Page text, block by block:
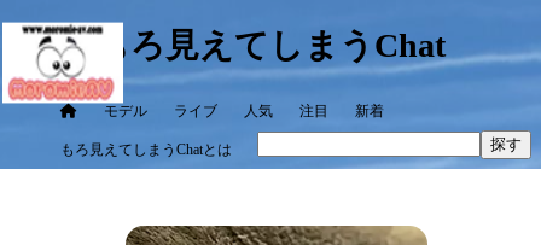
もろ見えてしまうChat
モデル ライブ 人気 注目 新着
もろ見えてしまうChatとは 探す